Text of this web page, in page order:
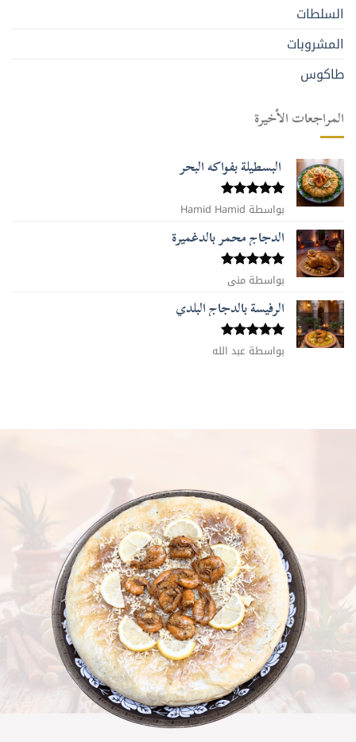
السلطات
المشروبات
طاكوس
المراجعات الأخيرة
البسطيلة بفواكه البحر
تم التقييم
5من 5
بواسطة Hamid Hamid
الدجاج محمر بالدغميرة
تم التقييم
5من 5
بواسطة منى
الرفيسة بالدجاج البلدي
تم التقييم
5من 5
بواسطة عبد الله